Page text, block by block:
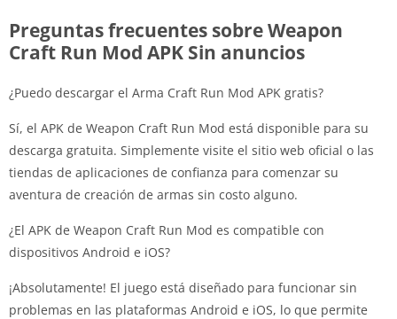
Preguntas frecuentes sobre Weapon
Craft Run Mod APK Sin anuncios
¿Puedo descargar el Arma Craft Run Mod APK gratis?
Sí, el APK de Weapon Craft Run Mod está disponible para su
descarga gratuita. Simplemente visite el sitio web oficial o las
tiendas de aplicaciones de confianza para comenzar su
aventura de creación de armas sin costo alguno.
¿El APK de Weapon Craft Run Mod es compatible con
dispositivos Android e iOS?
¡Absolutamente! El juego está diseñado para funcionar sin
problemas en las plataformas Android e iOS, lo que permite